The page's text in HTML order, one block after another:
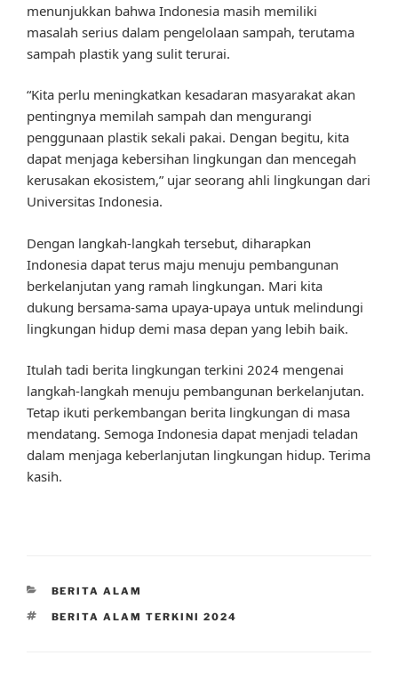
menunjukkan bahwa Indonesia masih memiliki
masalah serius dalam pengelolaan sampah, terutama
sampah plastik yang sulit terurai.
“Kita perlu meningkatkan kesadaran masyarakat akan
pentingnya memilah sampah dan mengurangi
penggunaan plastik sekali pakai. Dengan begitu, kita
dapat menjaga kebersihan lingkungan dan mencegah
kerusakan ekosistem,” ujar seorang ahli lingkungan dari
Universitas Indonesia.
Dengan langkah-langkah tersebut, diharapkan
Indonesia dapat terus maju menuju pembangunan
berkelanjutan yang ramah lingkungan. Mari kita
dukung bersama-sama upaya-upaya untuk melindungi
lingkungan hidup demi masa depan yang lebih baik.
Itulah tadi berita lingkungan terkini 2024 mengenai
langkah-langkah menuju pembangunan berkelanjutan.
Tetap ikuti perkembangan berita lingkungan di masa
mendatang. Semoga Indonesia dapat menjadi teladan
dalam menjaga keberlanjutan lingkungan hidup. Terima
kasih.
CATEGORIES
BERITA ALAM
TAGS
BERITA ALAM TERKINI 2024